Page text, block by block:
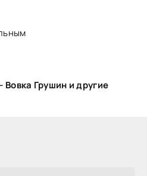
Грушин и другие